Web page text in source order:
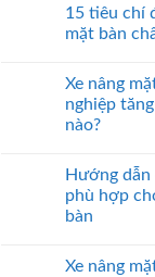
15 tiêu chí
mặt bàn
Xe nâng
nghiệp
nào?
Hướng
phù hợp
bàn
Xe nâng